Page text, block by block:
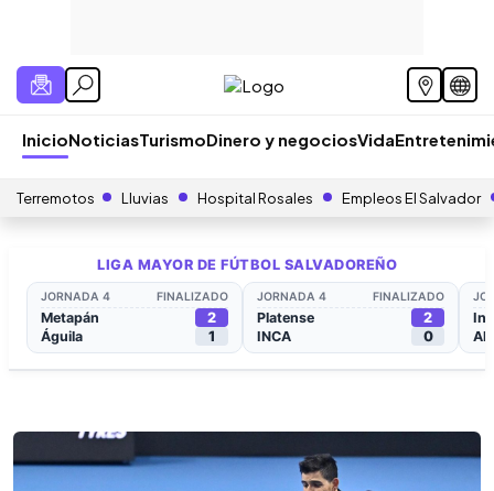
InicioNoticiasTurismoDinero y negociosVida
Terremotos Lluvias Hospital Rosales Empleos El Salvador